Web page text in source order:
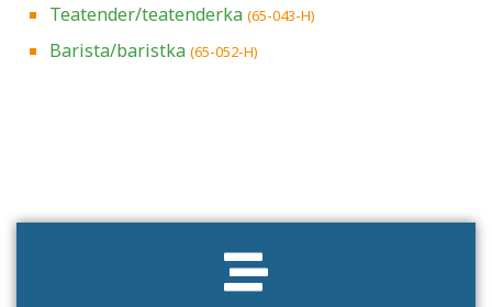
Teatender/teatenderka (65-043-H)
Barista/baristka (65-052-H)
Projděte si seznam profesních kvalifikací.